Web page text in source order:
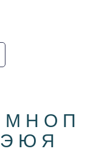
М Н О П
Э Ю Я